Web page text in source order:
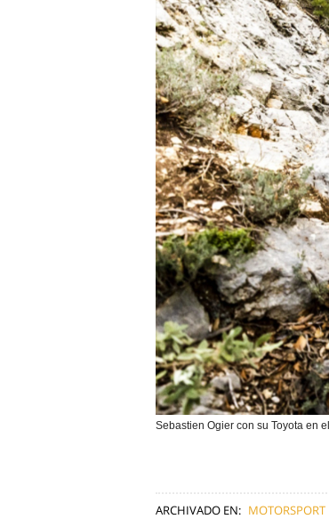
Sebastien Ogier con su Toyota en
ARCHIVADO EN: MOTORSPORT